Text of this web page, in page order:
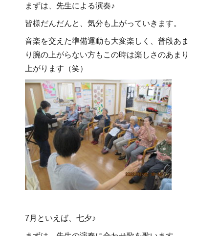
まずは、先生による演奏♪
皆様だんだんと、気分も上がっていきます。
音楽を交えた準備運動も大変楽しく、普段あま
り腕の上がらない方もこの時は楽しさのあまり
上がります（笑）
7月といえば、七夕♪